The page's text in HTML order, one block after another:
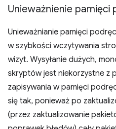
Unieważnienie pamięci
Unieważnianie pamięci
w szybkości wczytywania
wizyt. Wysyłanie dużych,
skryptów jest niekorzystne z
zapisywania w pamięci
się tak, ponieważ po
(przez zaktualizowanie